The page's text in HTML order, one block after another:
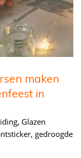
maken
in
Glazen
gedroogde